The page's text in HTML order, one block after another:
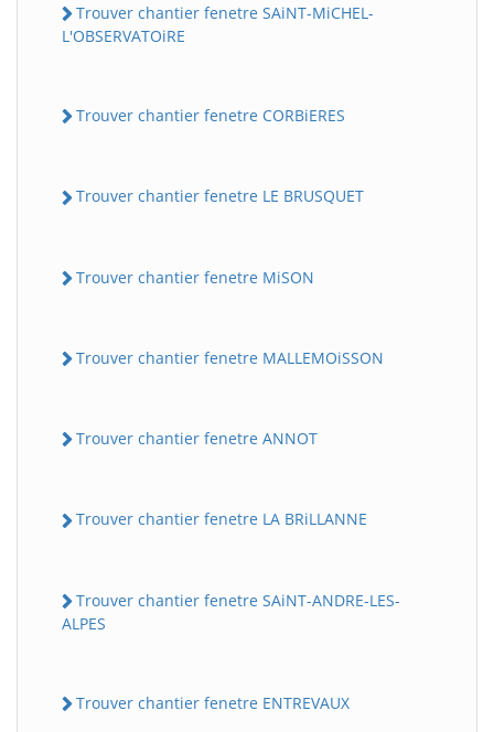
Trouver chantier fenetre SAiNT-MiCHEL-
L'OBSERVATOiRE
Trouver chantier fenetre CORBiERES
Trouver chantier fenetre LE BRUSQUET
Trouver chantier fenetre MiSON
Trouver chantier fenetre MALLEMOiSSON
Trouver chantier fenetre ANNOT
Trouver chantier fenetre LA BRiLLANNE
Trouver chantier fenetre SAiNT-ANDRE-LES-
ALPES
Trouver chantier fenetre ENTREVAUX